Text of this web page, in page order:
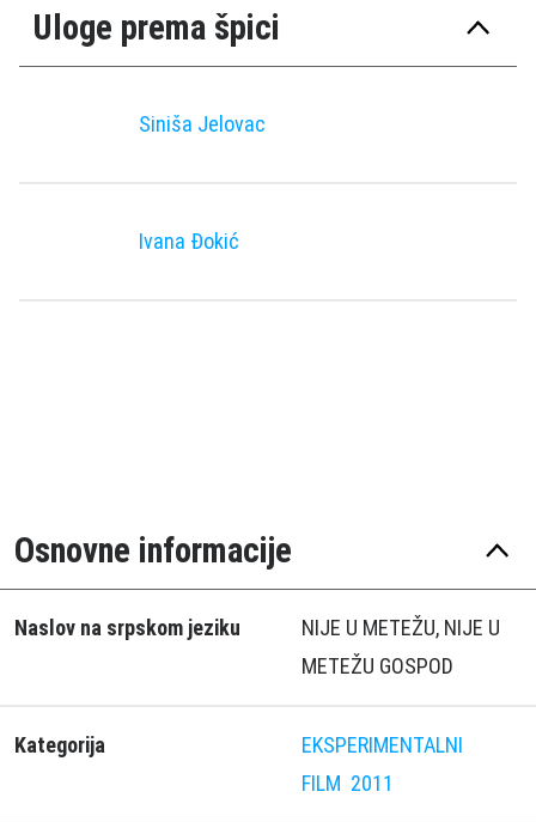
Uloge prema špici
Siniša Jelovac
Ivana Đokić
Osnovne informacije
Naslov na srpskom jeziku
NIJE U METEŽU, NIJE U
METEŽU GOSPOD
Kategorija
EKSPERIMENTALNI
FILM 2011